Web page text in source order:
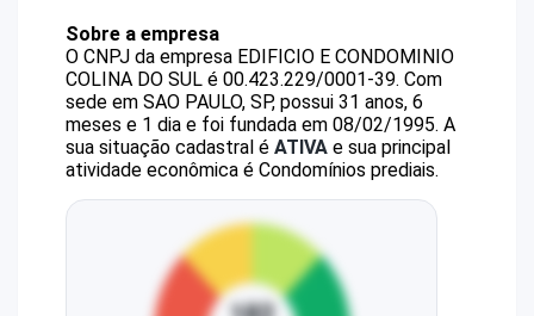
Sobre a empresa
O CNPJ da empresa EDIFICIO E CONDOMINIO
COLINA DO SUL é 00.423.229/0001-39. Com
sede em SAO PAULO, SP, possui 31 anos, 6
meses e 1 dia e foi fundada em 08/02/1995. A
sua situação cadastral é ATIVA e sua principal
atividade econômica é Condomínios prediais.